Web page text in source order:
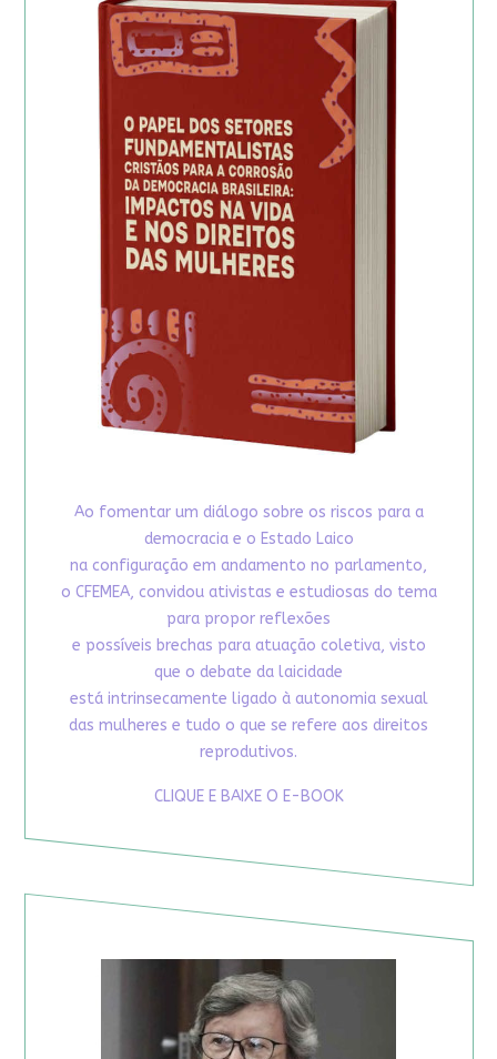
Ao fomentar um diálogo sobre os riscos para a
democracia e o Estado Laico
na configuração em andamento no parlamento,
o CFEMEA, convidou ativistas e estudiosas do tema
para propor reflexões
e possíveis brechas para atuação coletiva, visto
que o debate da laicidade
está intrinsecamente ligado à autonomia sexual
das mulheres e tudo o que se refere aos direitos
reprodutivos.
CLIQUE E BAIXE O E-BOOK